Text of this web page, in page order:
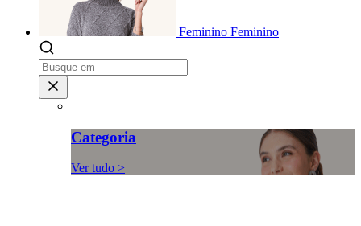
Feminino Feminino
Categoria
Ver tudo >